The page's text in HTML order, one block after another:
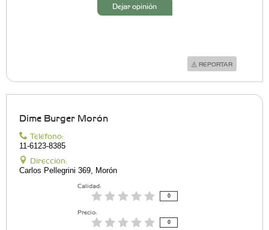
Dejar opinión
REPORTAR
Dime Burger Morón
Teléfono:
11-6123-8385
Dirección:
Carlos Pellegrini 369, Morón
Calidad:
0
Precio:
0